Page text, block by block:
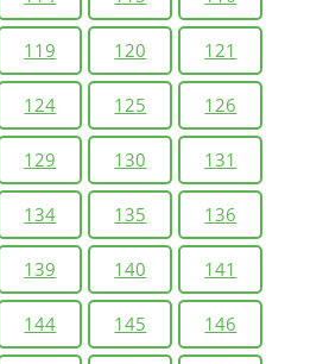
119 120 121
124 125 126
129 130 131
134 135 136
139 140 141
144 145 146